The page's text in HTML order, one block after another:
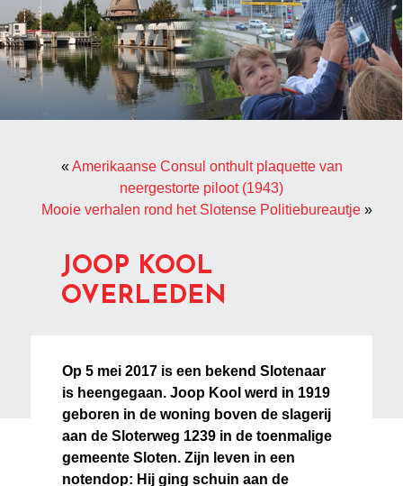
«Amerikaanse Consul onthult plaquette van
neergestorte piloot (1943)
Mooie verhalen rond het Slotense Politiebureautje»
JOOP KOOL
OVERLEDEN
Op 5 mei 2017 is een bekend Slotenaar
is heengegaan. Joop Kool werd in 1919
geboren in de woning boven de slagerij
aan de Sloterweg 1239 in de toenmalige
gemeente Sloten. Zijn leven in een
notendop: Hij ging schuin aan de